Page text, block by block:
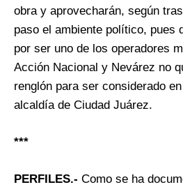
obra y aprovecharán, según
paso el ambiente político, pues
por ser uno de los operadores
Acción Nacional y Nevárez no
renglón para ser considerado
alcaldía de Ciudad Juárez.
***
PERFILES.- Como se ha